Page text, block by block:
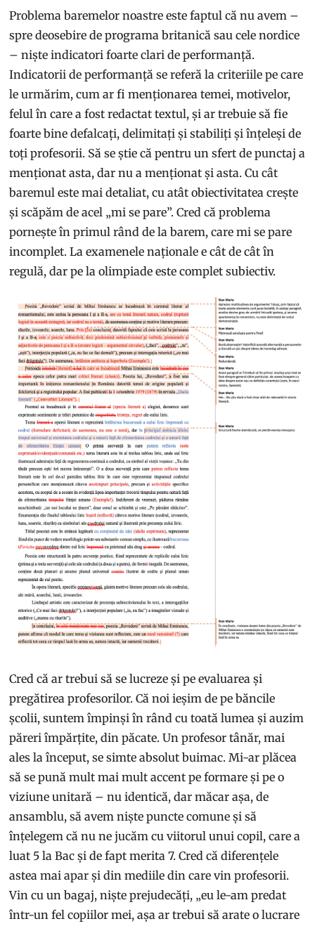
Problema baremelor noastre este faptul că nu avem –
spre deosebire de programa britanică sau cele nordice
– niște indicatori foarte clari de performanță.
Indicatorii de performanță se referă la criteriile pe care
le urmărim, cum ar fi menționarea temei, motivelor,
felul în care a fost redactat textul, și ar trebuie să fie
foarte bine defalcați, delimitați și stabiliți și înțeleși de
toți profesorii. Să se știe că pentru un sfert de punctaj a
menționat asta, dar nu a menționat și asta. Cu cât
baremul este mai detaliat, cu atât obiectivitatea crește
și scăpăm de acel „mi se pare”. Cred că problema
pornește în primul rând de la barem, care mi se pare
incomplet. La examenele naționale e cât de cât în
regulă, dar pe la olimpiade este complet subiectiv.
Cred că ar trebui să se lucreze și pe evaluarea și
pregătirea profesorilor. Că noi ieșim de pe băncile
școlii, suntem împinși în rând cu toată lumea și auzim
păreri împărțite, din păcate. Un profesor tânăr, mai
ales la început, se simte absolut buimac. Mi-ar plăcea
să se pună mult mai mult accent pe formare și pe o
viziune unitară – nu identică, dar măcar așa, de
ansamblu, să avem niște puncte comune și să
înțelegem că nu ne jucăm cu viitorul unui copil, care a
luat 5 la Bac și de fapt merita 7. Cred că diferențele
astea mai apar și din mediile din care vin profesorii.
Vin cu un bagaj, niște prejudecăți, „eu le-am predat
într-un fel copiilor mei, așa ar trebui să arate o lucrare